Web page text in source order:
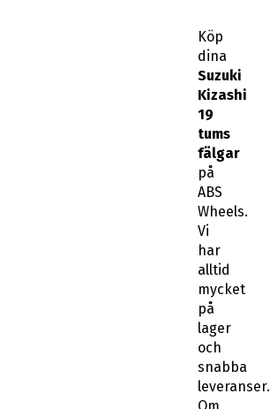
Köp
dina
Suzuki
Kizashi
19
tums
fälgar
på
ABS
Wheels.
Vi
har
alltid
mycket
på
lager
och
snabba
leveranser.
Om